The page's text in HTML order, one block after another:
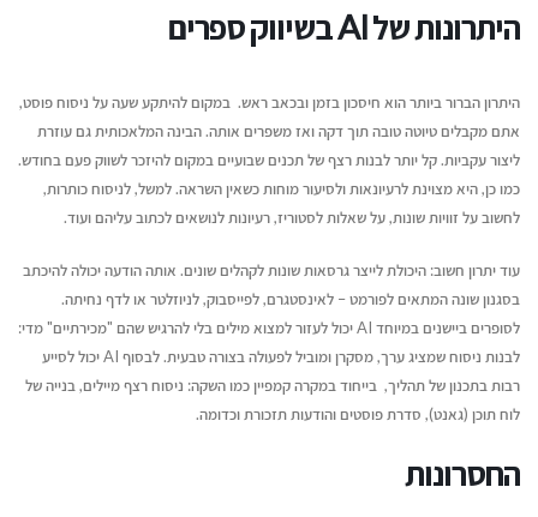
היתרונות של בשיווק ספרים
היתרון הברור ביותר הוא חיסכון בזמן ובכאב ראש. במקום להיתקע שעה על ניסוח פוסט,
אתם מקבלים טיוטה טובה תוך דקה ואז משפרים אותה. הבינה המלאכותית גם עוזרת
ליצור עקביות. קל יותר לבנות רצף של תכנים שבועיים במקום להיזכר לשווק פעם בחודש.
כמו כן, היא מצוינת לרעיונאות ולסיעור מוחות כשאין השראה. למשל, לניסוח כותרות,
לחשוב על זוויות שונות, על שאלות לסטוריז, רעיונות לנושאים לכתוב עליהם ועוד.
עוד יתרון חשוב: היכולת לייצר גרסאות שונות לקהלים שונים. אותה הודעה יכולה להיכתב
בסגנון שונה המתאים לפורמט – לאינסטגרם, לפייסבוק, לניוזלטר או לדף נחיתה.
לסופרים ביישנים במיוחד AI יכול לעזור למצוא מילים בלי להרגיש שהם "מכירתיים" מדי:
לבנות ניסוח שמציג ערך, מסקרן ומוביל לפעולה בצורה טבעית. לבסוף AI יכול לסייע
רבות בתכנון של תהליך, בייחוד במקרה קמפיין כמו השקה: ניסוח רצף מיילים, בנייה של
לוח תוכן (גאנט), סדרת פוסטים והודעות תזכורת וכדומה.
החסרונות
איך עידן הבינוניות מייצר
איך לשמור על קול אותנטי
כשמשתמשים בבינה מלאכותית
יוני 16, 2026
ה-AI
יוני 16, 2026
אוגוסט 9, 2026
דן טימור על הספר
ליצירת זוגיות
יולי 14, 2026
מעבר לדפים – איך
ההוצאה לאור של
יולי 12, 2026